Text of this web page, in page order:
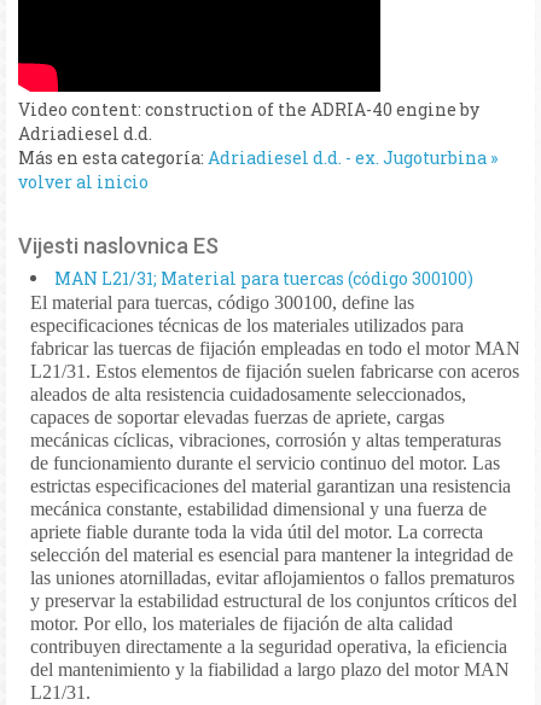
Video content: construction of the ADRIA-40 engine by
Adriadiesel d.d.
Más en esta categoría: Adriadiesel d.d. - ex. Jugoturbina »
volver al inicio
Vijesti naslovnica ES
MAN L21/31; Material para tuercas (código 300100)
El material para tuercas, código 300100, define las
especificaciones técnicas de los materiales utilizados para
fabricar las tuercas de fijación empleadas en todo el motor MAN
L21/31. Estos elementos de fijación suelen fabricarse con aceros
aleados de alta resistencia cuidadosamente seleccionados,
capaces de soportar elevadas fuerzas de apriete, cargas
mecánicas cíclicas, vibraciones, corrosión y altas temperaturas
de funcionamiento durante el servicio continuo del motor. Las
estrictas especificaciones del material garantizan una resistencia
mecánica constante, estabilidad dimensional y una fuerza de
apriete fiable durante toda la vida útil del motor. La correcta
selección del material es esencial para mantener la integridad de
las uniones atornilladas, evitar aflojamientos o fallos prematuros
y preservar la estabilidad estructural de los conjuntos críticos del
motor. Por ello, los materiales de fijación de alta calidad
contribuyen directamente a la seguridad operativa, la eficiencia
del mantenimiento y la fiabilidad a largo plazo del motor MAN
L21/31.